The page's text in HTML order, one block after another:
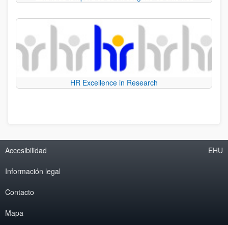
HR Excellence in Research
Accesibilidad
Información legal
Contacto
Mapa
EHU